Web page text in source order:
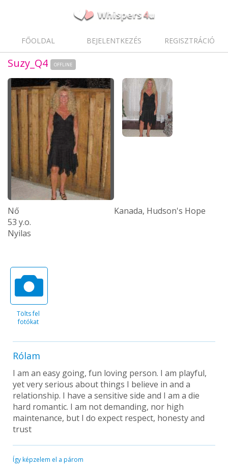
FŐOLDAL BEJELENTKEZÉS REGISZTRÁCIÓ
Suzy_Q4 OFFLINE
Nő
53 y.o.
Nyilas
Kanada, Hudson's Hope
Tölts fel
fotókat
Rólam
I am an easy going, fun loving person. I am playful,
yet very serious about things I believe in and a
relationship. I have a sensitive side and I am a die
hard romantic. I am not demanding, nor high
maintenance, but I do expect respect, honesty and
trust
Így képzelem el a párom